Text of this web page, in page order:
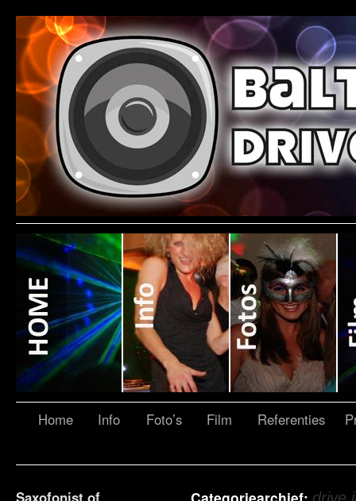
Home Info Foto’s Film Referenties
Saxofonist of